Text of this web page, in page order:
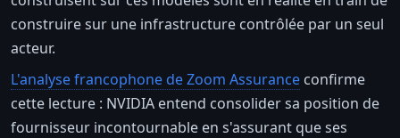
construire sur une infrastructure contrôlée par un seul
acteur.
L'analyse francophone de Zoom Assurance confirme
cette lecture : NVIDIA entend consolider sa position de
fournisseur incontournable en s'assurant que ses